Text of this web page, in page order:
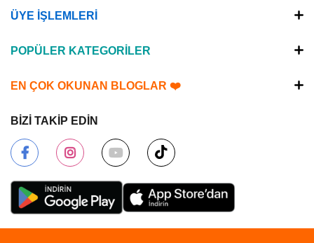
ÜYE İŞLEMLERİ
POPÜLER KATEGORİLER
EN ÇOK OKUNAN BLOGLAR ❤️
BİZİ TAKİP EDİN